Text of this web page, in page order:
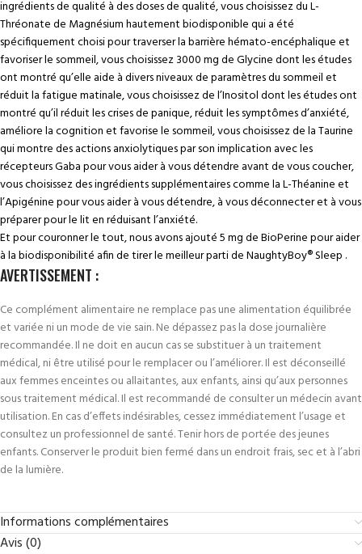
ingrédients de qualité à des doses de qualité, vous choisissez du L-
Thréonate de Magnésium hautement biodisponible qui a été
spécifiquement choisi pour traverser la barrière hémato-encéphalique et
favoriser le sommeil, vous choisissez 3000 mg de Glycine dont les études
ont montré qu’elle aide à divers niveaux de paramètres du sommeil et
réduit la fatigue matinale, vous choisissez de l’Inositol dont les études ont
montré qu’il réduit les crises de panique, réduit les symptômes d’anxiété,
améliore la cognition et favorise le sommeil, vous choisissez de la Taurine
qui montre des actions anxiolytiques par son implication avec les
récepteurs Gaba pour vous aider à vous détendre avant de vous coucher,
vous choisissez des ingrédients supplémentaires comme la L-Théanine et
l’Apigénine pour vous aider à vous détendre, à vous déconnecter et à vous
préparer pour le lit en réduisant l’anxiété.
Et pour couronner le tout, nous avons ajouté 5 mg de BioPerine pour aider
à la biodisponibilité afin de tirer le meilleur parti de NaughtyBoy® Sleep .
AVERTISSEMENT :
Ce complément alimentaire ne remplace pas une alimentation équilibrée
et variée ni un mode de vie sain. Ne dépassez pas la dose journalière
recommandée. Il ne doit en aucun cas se substituer à un traitement
médical, ni être utilisé pour le remplacer ou l’améliorer. Il est déconseillé
aux femmes enceintes ou allaitantes, aux enfants, ainsi qu’aux personnes
sous traitement médical. Il est recommandé de consulter un médecin avant
utilisation. En cas d’effets indésirables, cessez immédiatement l’usage et
consultez un professionnel de santé. Tenir hors de portée des jeunes
enfants. Conserver le produit bien fermé dans un endroit frais, sec et à l’abri
de la lumière.
Informations complémentaires
Avis (0)